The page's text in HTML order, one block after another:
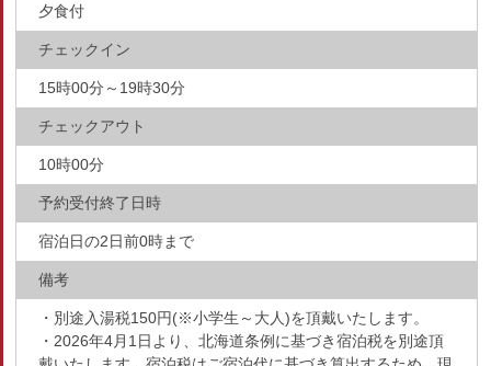
夕食付
チェックイン
15時00分～19時30分
チェックアウト
10時00分
予約受付終了日時
宿泊日の2日前0時まで
備考
・別途入湯税150円(※小学生～大人)を頂戴いたします。
・2026年4月1日より、北海道条例に基づき宿泊税を別途頂